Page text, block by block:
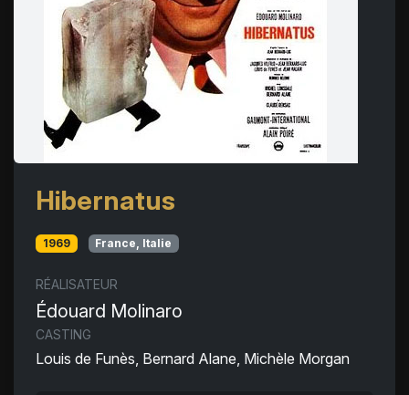
Hibernatus
1969 France, Italie
RÉALISATEUR
Édouard Molinaro
CASTING
Louis de Funès, Bernard Alane, Michèle Morgan